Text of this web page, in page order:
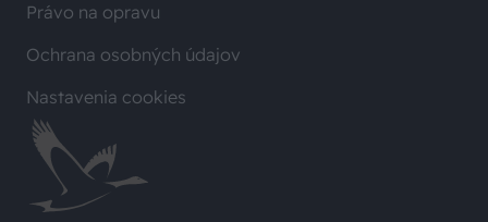
Právo na opravu
Ochrana osobných údajov
Nastavenia cookies